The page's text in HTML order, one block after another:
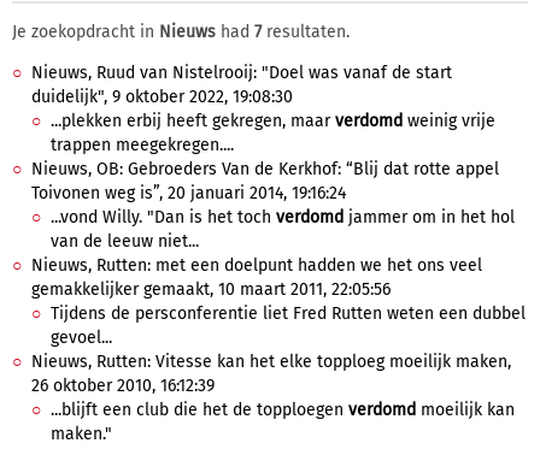
Je zoekopdracht in Nieuws had 7resultaten.
Nieuws, Ruud van Nistelrooij: "Doel was vanaf de start
duidelijk", 9 oktober 2022, 19:08:30
...plekken erbij heeft gekregen, maarverdomd weinig vrije
trappen meegekregen....
Nieuws, OB: Gebroeders Van de Kerkhof: “Blij dat rotte appel
Toivonen weg is”, 20 januari 2014, 19:16:24
...vond Willy. "Dan is het toch verdomd jammer om in het hol
van de leeuw niet...
Nieuws, Rutten: met een doelpunt hadden we het ons veel
gemakkelijker gemaakt, 10 maart 2011, 22:05:56
Tijdens de persconferentie liet Fred Rutten weten een dubbel
gevoel...
Nieuws, Rutten: Vitesse kan het elke topploeg moeilijk maken,
26 oktober 2010, 16:12:39
...blijft een club die het de topploegen verdomd moeilijk kan
maken."